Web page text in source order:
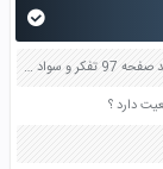
آیا همه مخاطبان از محتوای یک رسانه برداشت های مشابهی دارند صفحه 97 تفکر و سواد رسانه ای دهم
دارد ؟